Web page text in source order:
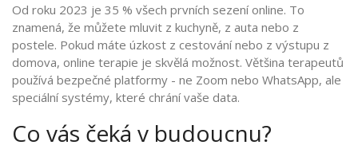
Od roku 2023 je 35 % všech prvních sezení online. To
znamená, že můžete mluvit z kuchyně, z auta nebo z
postele. Pokud máte úzkost z cestování nebo z výstupu z
domova, online terapie je skvělá možnost. Většina terapeutů
používá bezpečné platformy - ne Zoom nebo WhatsApp, ale
speciální systémy, které chrání vaše data.
Co vás čeká v budoucnu?